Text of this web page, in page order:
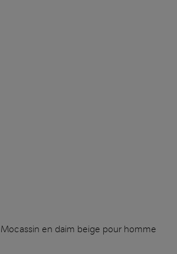
Mocassin en daim beige pour homme